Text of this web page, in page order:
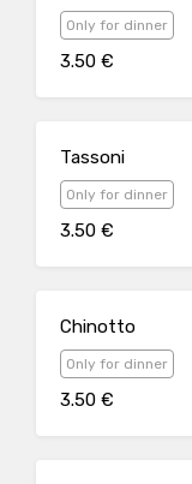
Only for dinner
3.50 €
Tassoni
Only for dinner
3.50 €
Chinotto
Only for dinner
3.50 €